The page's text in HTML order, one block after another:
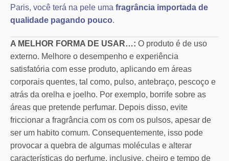
Paris, você terá na pele uma fragrância importada de
qualidade pagando pouco.
A MELHOR FORMA DE USAR…: O produto é de uso
externo. Melhore o desempenho e experiência
satisfatória com esse produto, aplicando em áreas
corporais quentes, tal como, pulso, antebraço, pescoço e
atrás da orelha e joelho. Por exemplo, borrife sobre as
áreas que pretende perfumar. Depois disso, evite
friccionar a fragrância com os com os pulsos, apesar de
ser um habito comum. Consequentemente, isso pode
provocar a quebra de algumas moléculas e alterar
características do perfume, inclusive, cheiro e tempo de